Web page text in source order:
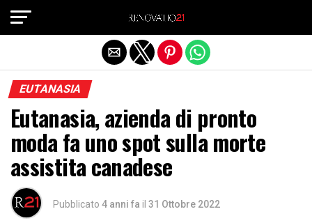
EUTANASIA
Eutanasia, azienda di pronto
moda fa uno spot sulla morte
assistita canadese
Pubblicato 4 anni fa il 31 Ottobre 2022
Exit mobile version